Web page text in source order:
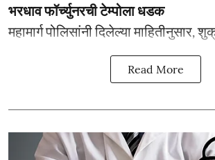
भरधाव फॉर्च्युनरची टेम्पोला धडक
महामार्ग पोलिसांनी दिलेल्या माहितीनुसार,
Read More